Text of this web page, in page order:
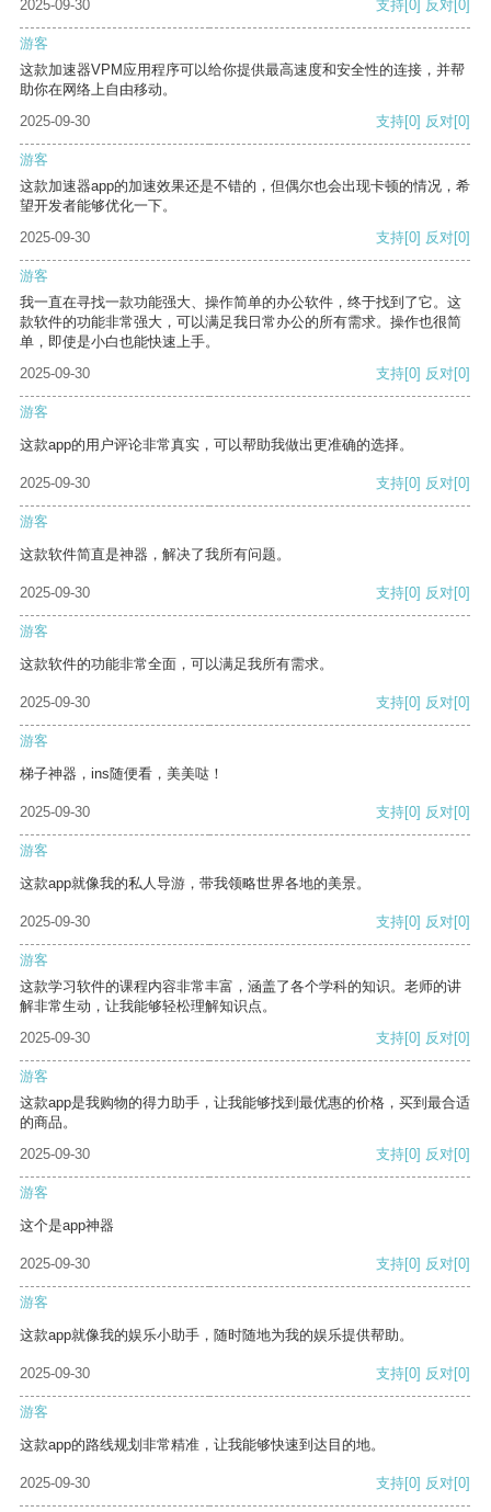
2025-09-30 支持 [0] 反对 [0]
游客
这款加速器VPM应用程序可以给你提供最高速度和安全性的连接，并帮
助你在网络上自由移动。
2025-09-30
支持[0] 反对[0]
游客
这款加速器app的加速效果还是不错的，但偶尔也会出现卡顿的情况，希
望开发者能够优化一下。
2025-09-30
支持[0] 反对[0]
游客
我一直在寻找一款功能强大、操作简单的办公软件，终于找到了它。这
款软件的功能非常强大，可以满足我日常办公的所有需求。操作也很简
单，即使是小白也能快速上手。
2025-09-30
支持[0] 反对[0]
游客
这款app的用户评论非常真实，可以帮助我做出更准确的选择。
2025-09-30 支持[0] 反对[0]
游客
这款软件简直是神器，解决了我所有问题。
2025-09-30 支持[0] 反对[0]
游客
这款软件的功能非常全面，可以满足我所有需求。
2025-09-30 支持[0] 反对[0]
游客
梯子神器，ins随便看，美美哒！
2025-09-30 支持[0] 反对[0]
游客
这款app就像我的私人导游，带我领略世界各地的美景。
2025-09-30 支持[0] 反对[0]
游客
这款学习软件的课程内容非常丰富，涵盖了各个学科的知识。老师的讲
解非常生动，让我能够轻松理解知识点。
2025-09-30
支持[0] 反对[0]
游客
这款app是我购物的得力助手，让我能够找到最优惠的价格，买到最合适
的商品。
2025-09-30
支持[0] 反对[0]
游客
这个是app神器
2025-09-30 支持[0] 反对[0]
游客
这款app就像我的娱乐小助手，随时随地为我的娱乐提供帮助。
2025-09-30 支持[0] 反对[0]
游客
这款app的路线规划非常精准，让我能够快速到达目的地。
2025-09-30 支持[0] 反对[0]